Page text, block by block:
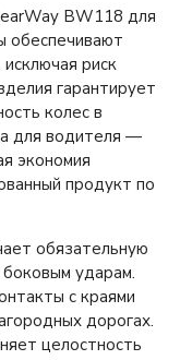
BW118 для
обеспечивают
риск
гарантирует
колес в
для водителя —
экономия
продукт по
обязательную
боковым ударам.
с краями
дорогах.
целостность